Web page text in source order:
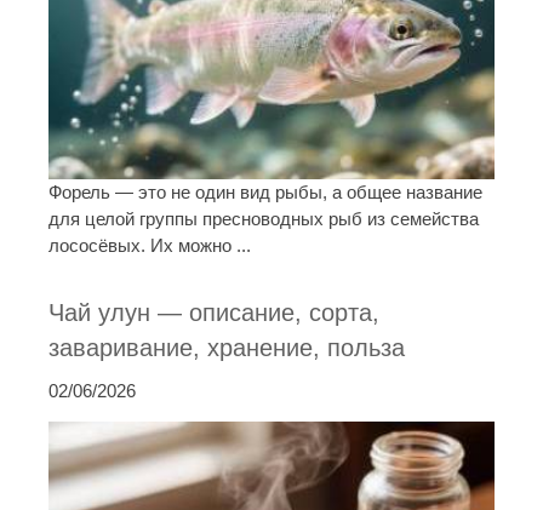
Форель — это не один вид рыбы, а общее название
для целой группы пресноводных рыб из семейства
лососёвых. Их можно ...
Чай улун — описание, сорта,
заваривание, хранение, польза
02/06/2026